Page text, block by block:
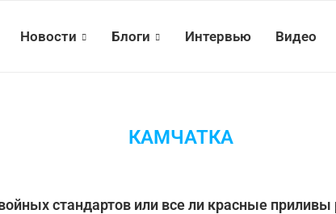
Новости Блоги Интервью Видео
КАМЧАТКА
стандартов или все ли красные